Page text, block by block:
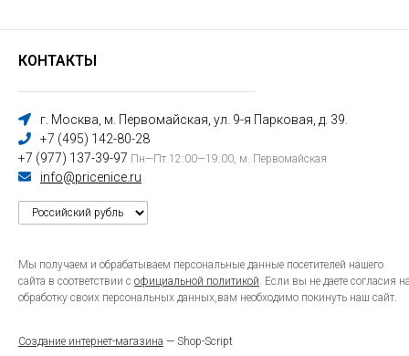
КОНТАКТЫ
г. Москва, м. Первомайская, ул. 9-я Парковая, д. 39.
+7 (495) 142-80-28
+7 (977) 137-39-97 Пн—Пт 12:00—19:00, м. Первомайская
info@pricenice.ru
Мы получаем и обрабатываем персональные данные посетителей нашего
сайта в соответствии с официальной политикой. Если вы не даете согласия
обработку своих персональных данных,вам необходимо покинуть наш сайт.
Создание интернет-магазина — Shop-Script